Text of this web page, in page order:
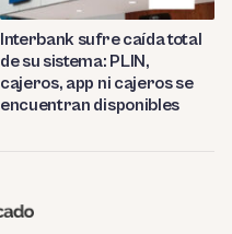
Interbank sufre caída total
de su sistema: PLIN,
cajeros, app ni cajeros se
encuentran disponibles